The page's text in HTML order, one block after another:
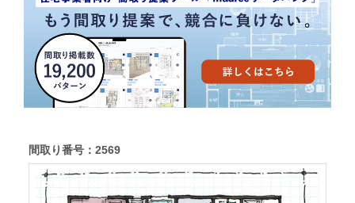
間取り番号：2569